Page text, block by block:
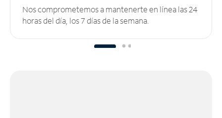
Nos comprometemos a mantenerte en línea las 24
horas del día, los 7 días de la semana.